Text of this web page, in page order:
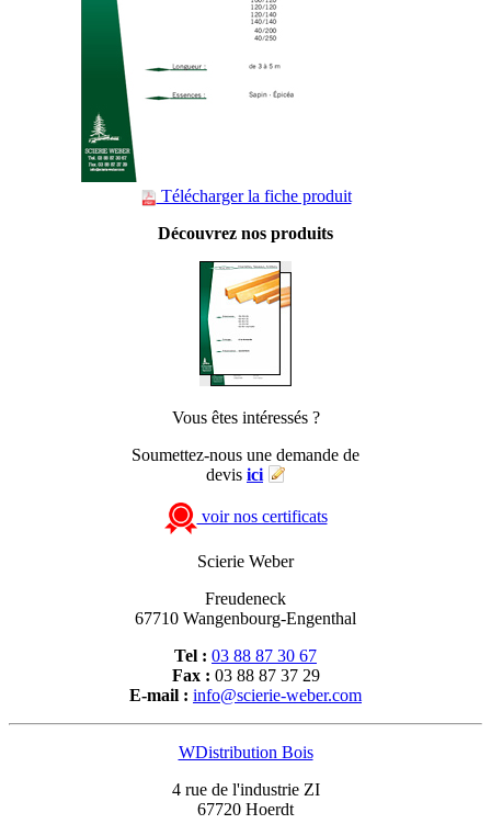
Télécharger la fiche produit
Découvrez nos produits
Vous êtes intéressés ?
Soumettez-nous une demande de
devis ici
voir nos certificats
Scierie Weber
Freudeneck
67710 Wangenbourg-Engenthal
Tel : 03 88 87 30 67
Fax : 03 88 87 37 29
E-mail : info@scierie-weber.com
WDistribution Bois
4 rue de l'industrie ZI
67720 Hoerdt